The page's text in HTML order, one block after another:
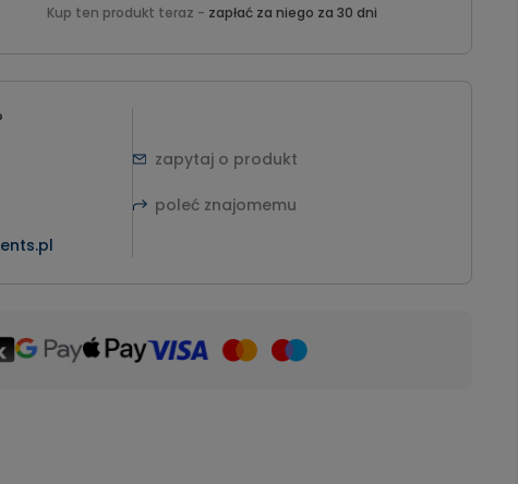
Kup ten produkt teraz - zapłać za niego za 30 dni
zapytaj o produkt
poleć znajomemu